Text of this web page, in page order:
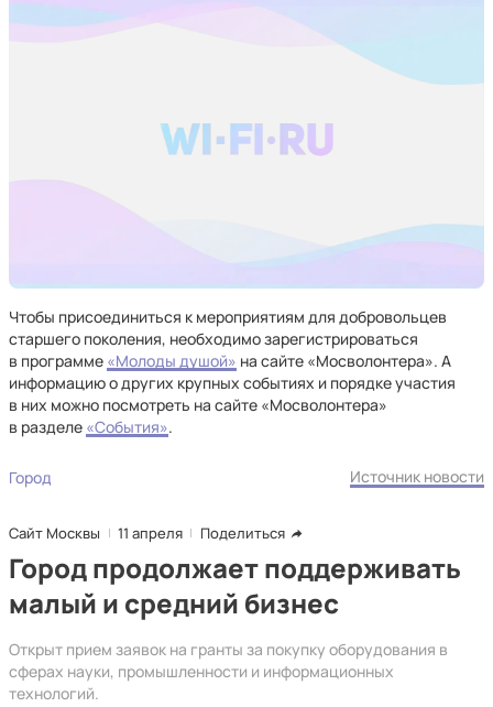
Чтобы присоединиться к мероприятиям для добровольцев
старшего поколения, необходимо зарегистрироваться
в программе «Молоды душой» на сайте «Мосволонтера». А
информацию о других крупных событиях и порядке участия
в них можно посмотреть на сайте «Мосволонтера»
в разделе «События».
Город Источник новости
Сайт Москвы 11 апреля Поделиться
Город продолжает поддерживать
малый и средний бизнес
Открыт прием заявок на гранты за покупку оборудования в
сферах науки, промышленности и информационных
технологий.